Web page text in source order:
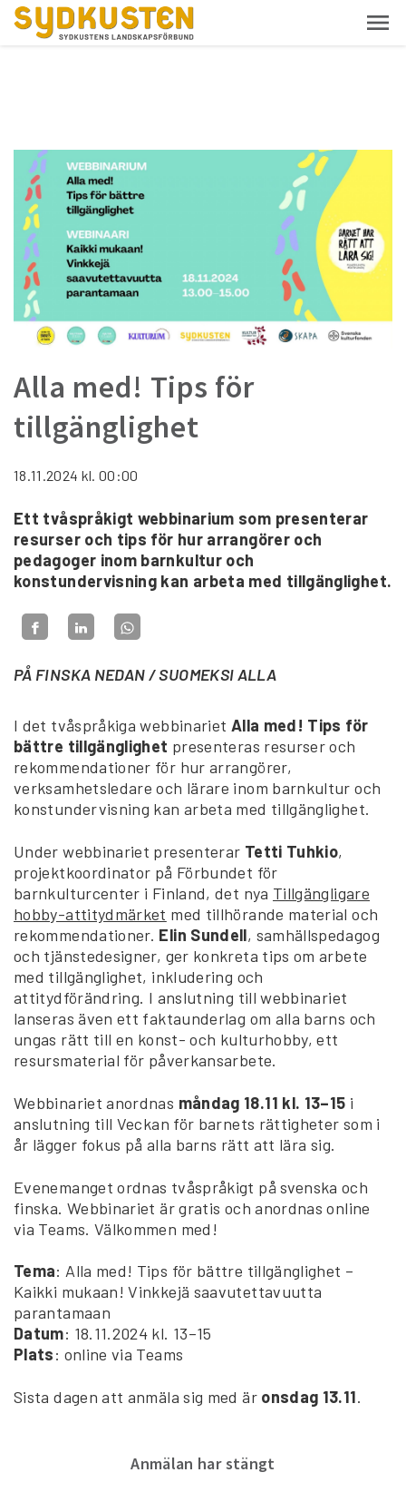
Alla med! Tips för
tillgänglighet
18.11.2024 kl. 00:00
Ett tvåspråkigt webbinarium som presenterar
resurser och tips för hur arrangörer och
pedagoger inom barnkultur och
konstundervisning kan arbeta med tillgänglighet.
PÅ FINSKA NEDAN / SUOMEKSI ALLA
I det tvåspråkiga webbinariet Alla med! Tips för
bättre tillgänglighet presenteras resurser och
rekommendationer för hur arrangörer,
verksamhetsledare och lärare inom barnkultur och
konstundervisning kan arbeta med tillgänglighet.
Under webbinariet presenterar Tetti Tuhkio,
projektkoordinator på Förbundet för
barnkulturcenter i Finland, det nya Tillgängligare
hobby-attitydmärket med tillhörande material och
rekommendationer. Elin Sundell, samhällspedagog
och tjänstedesigner, ger konkreta tips om arbete
med tillgänglighet, inkludering och
attitydförändring. I anslutning till webbinariet
lanseras även ett faktaunderlag om alla barns och
ungas rätt till en konst- och kulturhobby, ett
resursmaterial för påverkansarbete.
Webbinariet anordnas måndag 18.11 kl. 13–15 i
anslutning till Veckan för barnets rättigheter som i
år lägger fokus på alla barns rätt att lära sig.
Evenemanget ordnas tvåspråkigt på svenska och
finska. Webbinariet är gratis och anordnas online
via Teams. Välkommen med!
Tema: Alla med! Tips för bättre tillgänglighet –
Kaikki mukaan! Vinkkejä saavutettavuutta
parantamaan
Datum: 18.11.2024 kl. 13–15
Plats: online via Teams
Sista dagen att anmäla sig med är onsdag 13.11.
Anmälan har stängt